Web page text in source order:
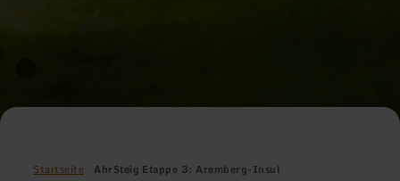
Startseite AhrSteig Etappe 3: Aremberg-Insul